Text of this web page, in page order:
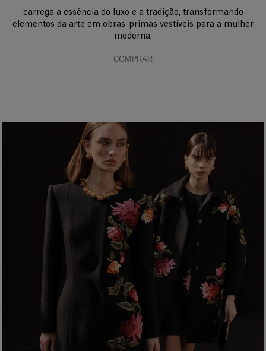
carrega a essência do luxo e a tradição, transformando
elementos da arte em obras-primas vestíveis para a mulher
moderna.
COMPRAR